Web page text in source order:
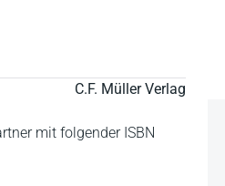
C.F. Müller Verlag
mit folgender ISBN